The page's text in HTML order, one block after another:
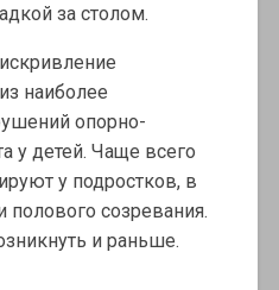
за столом.
наиболее
опорно-
у детей. Чаще всего
у подростков, в
полового созревания.
и раньше.